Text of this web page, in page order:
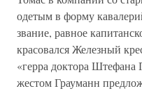
одетым в форму
звание, равное
красовался Железный
«герра доктора
жестом Грауманн